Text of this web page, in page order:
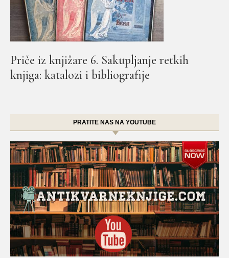
Priče iz knjižare 6. Sakupljanje retkih
knjiga: katalozi i bibliografije
PRATITE NAS NA YOUTUBE